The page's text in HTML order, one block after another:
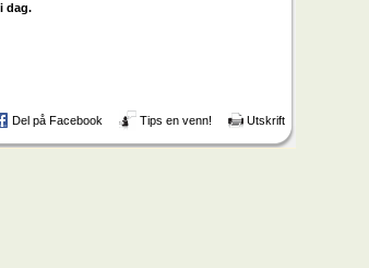
dag.
Del på Facebook Tips en venn! Utskrift